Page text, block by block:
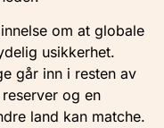
om at globale
usikkerhet.
går inn i resten av
og en
land kan matche.